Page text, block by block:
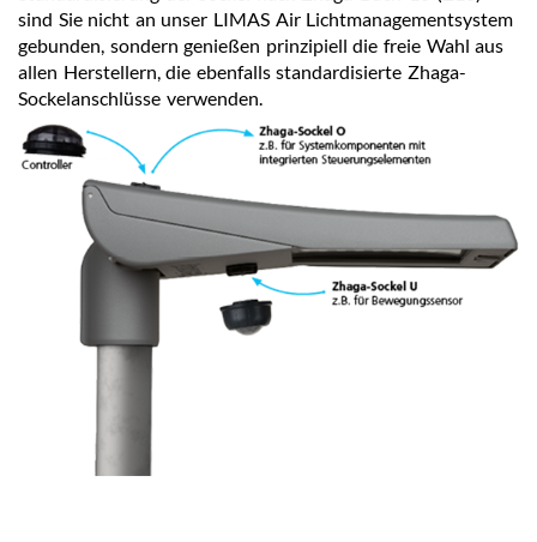
sind Sie nicht an unser LIMAS Air Lichtmanagementsystem
gebunden, sondern genießen prinzipiell die freie Wahl aus
allen Herstellern, die ebenfalls standardisierte Zhaga-
Sockelanschlüsse verwenden.